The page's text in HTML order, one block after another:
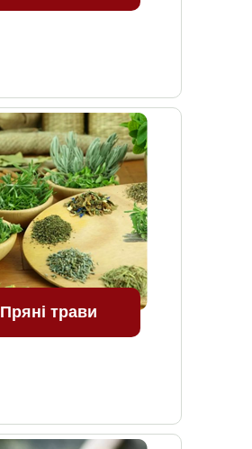
Пряні трави